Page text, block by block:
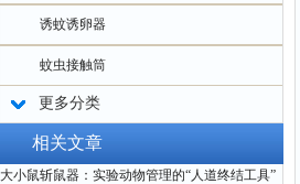
诱蚊诱卵器
蚊虫接触筒
更多分类
相关文章
大小鼠斩鼠器：实验动物管理的“人道终结工具”